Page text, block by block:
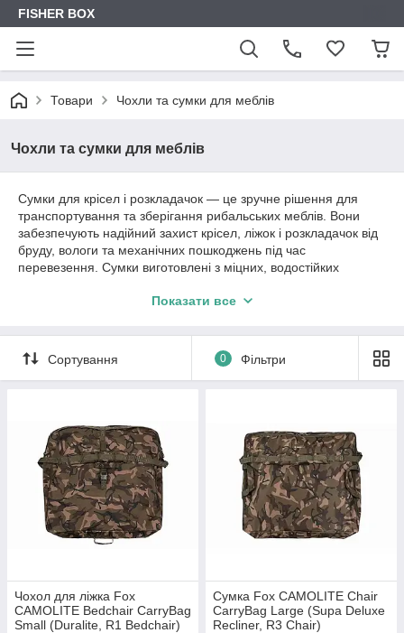
FISHER BOX
Товари Чохли та сумки для меблів
Чохли та сумки для меблів
Сумки для крісел і розкладачок — це зручне рішення для
транспортування та зберігання рибальських меблів. Вони
забезпечують надійний захист крісел, ліжок і розкладачок від
бруду, вологи та механічних пошкоджень під час
перевезення. Сумки виготовлені з міцних, водостійких
через плече, а також додаткові кишені для аксесуарів.
сесій на водоймах.
Показати все
Сортування 0 Фільтри
Чохол для ліжка Fox
CAMOLITE Bedchair CarryBag
Small (Duralite, R1 Bedchair)
Сумка Fox CAMOLITE Chair
CarryBag Large (Supa Deluxe
Recliner, R3 Chair)